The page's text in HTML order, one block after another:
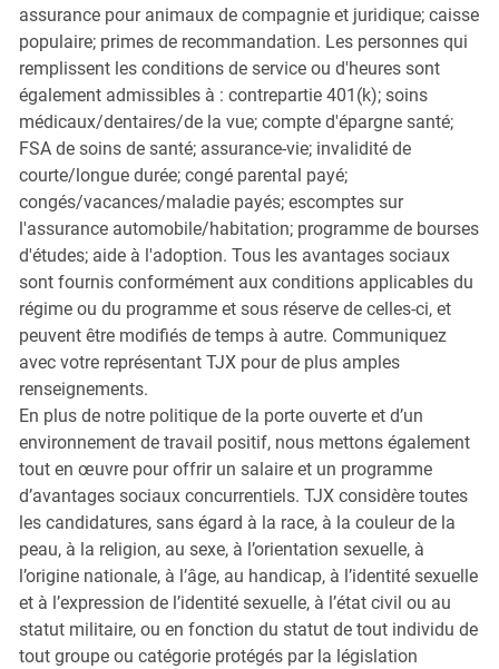
assurance pour animaux de compagnie et juridique; caisse
populaire; primes de recommandation. Les personnes qui
remplissent les conditions de service ou d'heures sont
également admissibles à : contrepartie 401(k); soins
médicaux/dentaires/de la vue; compte d'épargne santé;
FSA de soins de santé; assurance-vie; invalidité de
courte/longue durée; congé parental payé;
congés/vacances/maladie payés; escomptes sur
l'assurance automobile/habitation; programme de bourses
d'études; aide à l'adoption. Tous les avantages sociaux
sont fournis conformément aux conditions applicables du
régime ou du programme et sous réserve de celles-ci, et
peuvent être modifiés de temps à autre. Communiquez
avec votre représentant TJX pour de plus amples
renseignements.
En plus de notre politique de la porte ouverte et d’un
environnement de travail positif, nous mettons également
tout en œuvre pour offrir un salaire et un programme
d’avantages sociaux concurrentiels. TJX considère toutes
les candidatures, sans égard à la race, à la couleur de la
peau, à la religion, au sexe, à l’orientation sexuelle, à
l’origine nationale, à l’âge, au handicap, à l’identité sexuelle
et à l’expression de l’identité sexuelle, à l’état civil ou au
statut militaire, ou en fonction du statut de tout individu de
tout groupe ou catégorie protégés par la législation